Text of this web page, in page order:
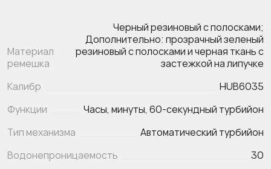
Материал
ремешка
Черный резиновый с полосками;
Дополнительно: прозрачный зеленый
резиновый с полосками и черная ткань с
застежкой на липучке
Калибр
HUB6035
Функции
Тип механизма
Автоматический турбийон
Водонепроницаемость
30